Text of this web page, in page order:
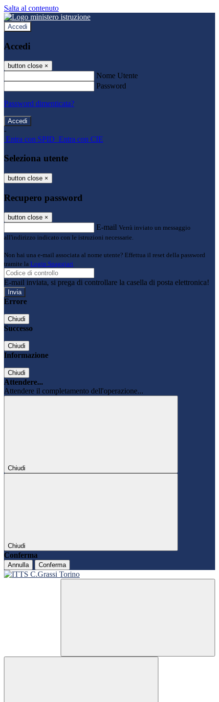
Salta al contenuto
Accedi
Accedi
button close ×
Nome Utente
Password
Password dimenticata?
-
Entra con SPID Entra con CIE
Seleziona utente
button close ×
Recupero password
button close ×
E-mail Verrà inviato un messaggio
all'indirizzo indicato con le istruzioni necessarie.
Non hai una e-mail associata al nome utente? Effettua il reset della password
tramite la Login Spaggiari
E-mail inviata, si prega di controllare la casella di posta elettronica!
Errore
Chiudi
Successo
Chiudi
Informazione
Chiudi
Attendere...
Attendere il completamento dell'operazione...
Chiudi
Chiudi
Conferma
Annulla Conferma